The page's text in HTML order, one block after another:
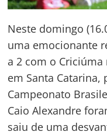
Neste domingo
uma emocionante
a 2 com o
em Santa Catarina,
Campeonato
Caio Alexandre
saiu de uma